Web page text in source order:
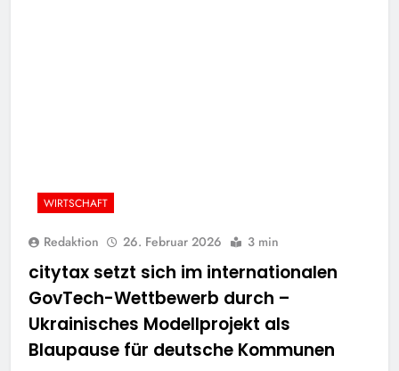
WIRTSCHAFT
Redaktion 26. Februar 2026 3 min
citytax setzt sich im internationalen
GovTech-Wettbewerb durch –
Ukrainisches Modellprojekt als
Blaupause für deutsche Kommunen